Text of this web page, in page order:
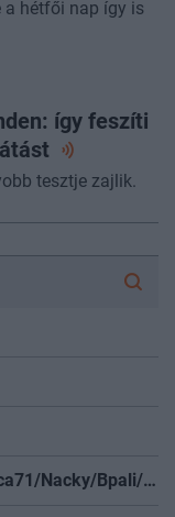
a hétfői nap így is
így feszíti
tesztje zajlik.
Toka Club/Labanc/Laruska/Vica71/Nacky/Bpali/Oldrider/Josefernando/Mcbull/Kawaszabi